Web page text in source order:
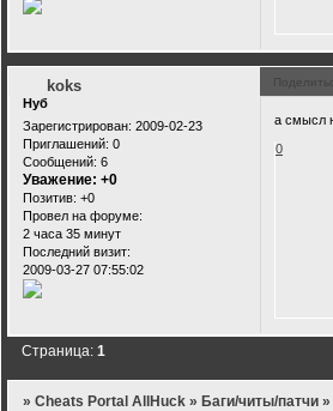
koks
Нуб
Зарегистрирован: 2009-02-23
Приглашений: 0
Сообщений: 6
Уважение: +0
Позитив: +0
Провел на форуме:
2 часа 35 минут
Последний визит:
2009-03-27 07:55:02
а смысл
0
Страница:1
»Cheats Portal AllHuck »Баги/читы/патчи